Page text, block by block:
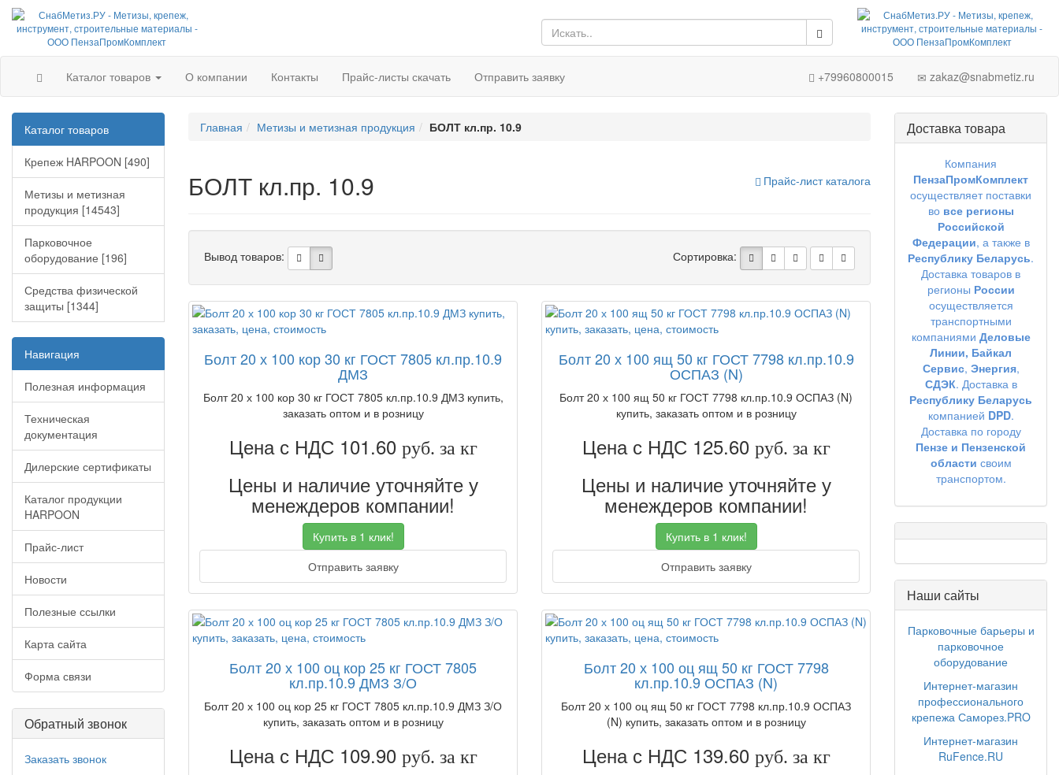
Каталог товаров О компании Контакты Прайс-листы скачать Отправить заявку +79960800015 zakaz@snabmetiz.ru
Каталог товаров
Крепеж HARPOON [490]
Метизы и метизная
продукция [14543]
Парковочное
оборудование [196]
Средства физической
защиты [1344]
Навигация
Полезная информация
Техническая
документация
Дилерские сертификаты
Каталог продукции
HARPOON
Прайс-лист
Новости
Полезные ссылки
Карта сайта
Форма связи
Обратный звонок
Заказать звонок
Главная Метизы и метизная продукция БОЛТ кл.пр. 10.9
Прайс-лист каталога
БОЛТ кл.пр. 10.9
Вывод товаров: Сортировка:
Болт 20 х 100 кор 30 кг ГОСТ 7805 кл.пр.10.9
ДМЗ
Болт 20 х 100 кор 30 кг ГОСТ 7805 кл.пр.10.9 ДМЗ купить,
заказать оптом и в розницу
Цена с НДС 101.60 руб. за кг
Цены и наличие уточняйте у
менеждеров компании!
Купить в 1 клик!
Отправить заявку
Болт 20 х 100 ящ 50 кг ГОСТ 7798 кл.пр.10.9
ОСПАЗ (N)
Болт 20 х 100 ящ 50 кг ГОСТ 7798 кл.пр.10.9 ОСПАЗ (N)
купить, заказать оптом и в розницу
Цена с НДС 125.60 руб. за кг
Цены и наличие уточняйте у
менеждеров компании!
Купить в 1 клик!
Отправить заявку
Болт 20 х 100 оц кор 25 кг ГОСТ 7805
кл.пр.10.9 ДМЗ З/О
Болт 20 х 100 оц кор 25 кг ГОСТ 7805 кл.пр.10.9 ДМЗ З/О
купить, заказать оптом и в розницу
Цена с НДС 109.90 руб. за кг
Болт 20 х 100 оц ящ 50 кг ГОСТ 7798
кл.пр.10.9 ОСПАЗ (N)
Болт 20 х 100 оц ящ 50 кг ГОСТ 7798 кл.пр.10.9 ОСПАЗ
(N) купить, заказать оптом и в розницу
Цена с НДС 139.60 руб. за кг
Доставка товара
Компания
ПензаПромКомплект
осуществляет поставки
во все регионы
Российской
Федерации, а также в
Республику Беларусь.
Доставка товаров в
регионы России
осуществляется
транспортными
компаниями Деловые
Линии, Байкал
Сервис, Энергия,
СДЭК. Доставка в
Республику Беларусь
компанией DPD.
Доставка по городу
Пензе и Пензенской
области своим
транспортом.
Наши сайты
Парковочные барьеры и
парковочное
оборудование
Интернет-магазин
профессионального
крепежа Саморез.PRO
Интернет-магазин
RuFence.RU